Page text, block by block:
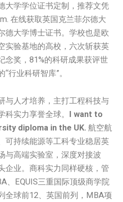
大‌学‌学位证书定制，推荐文凭
在线获取英国‌克兰菲尔德大‌
德大‌学‌博士证书。学校也是欧
实验基地的高校，六次斩获英
念奖，81%的科研成果获评世
行业科研智库”。
与人才培养，主打工程科技与
实力享誉全球。
I want to
diploma in the UK. 航空航
可持续能源等工科专业稳居英
与高端实验室，深度对接波
企业。商科实力同样硬核，管
、EQUIS三重国际顶级商学院
全球前12、英国前列，MBA项